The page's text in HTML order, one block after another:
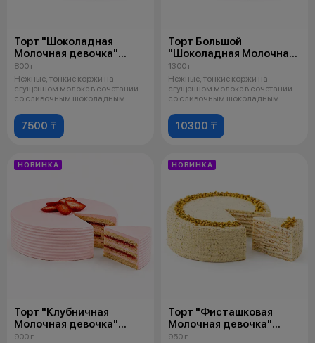
Торт "Шоколадная
Молочная девочка"
Средний
800 г
Нежные, тонкие коржи на
сгущенном молоке в сочетании
со сливочным шоколадным
7500 ₸
Торт Большой
"Шоколадная Молочная
девочка"
1300 г
Нежные, тонкие коржи на
сгущенном молоке в сочетании
со сливочным шоколадным
10300 ₸
НОВИНКА
Торт "Клубничная
Молочная девочка"
Средний
900 г
НОВИНКА
Торт "Фисташковая
Молочная девочка"
Средний
950 г